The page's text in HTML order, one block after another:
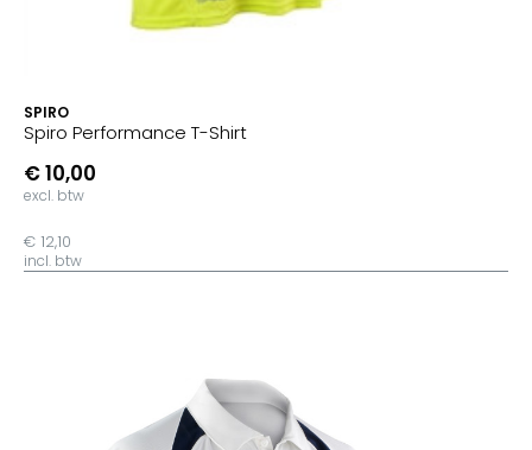
SPIRO
Spiro Performance T-Shirt
€ 10,00
excl. btw
€ 12,10
incl. btw